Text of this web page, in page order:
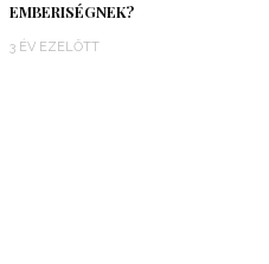
EMBERISÉGNEK?
3 ÉV EZELŐTT